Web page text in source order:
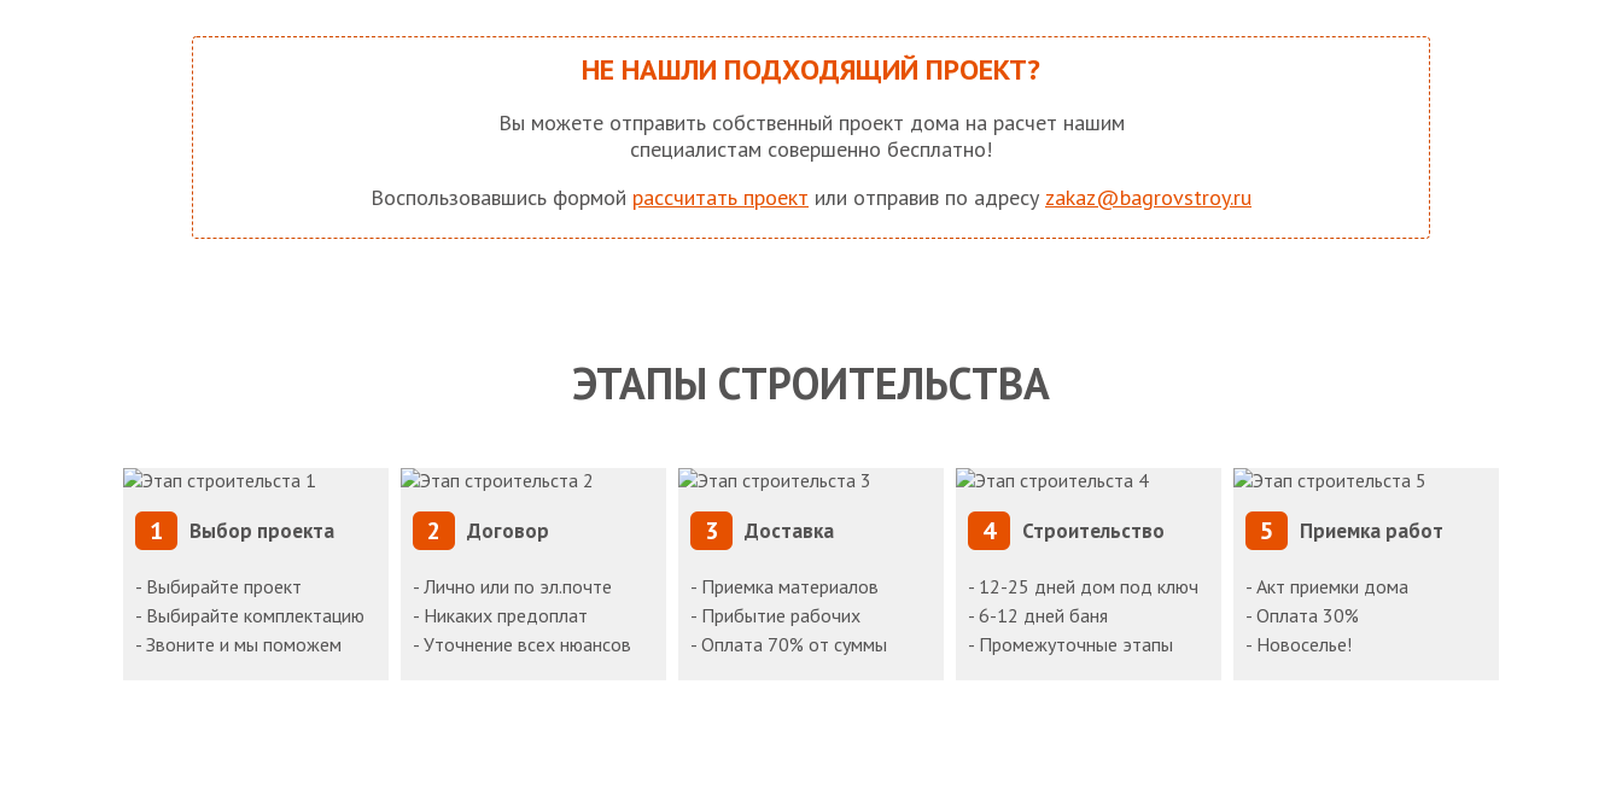
НЕ НАШЛИ ПОДХОДЯЩИЙ ПРОЕКТ?
Вы можете отправить собственный проект дома на расчет нашим
специалистам совершенно бесплатно!
Воспользовавшись формой рассчитать проект или отправив по адресу zakaz@bagrovstroy.ru
ЭТАПЫ СТРОИТЕЛЬСТВА
1 Выбор проекта
- Выбирайте проект
- Выбирайте комплектацию
- Звоните и мы поможем
2 Договор
- Лично или по эл.почте
- Никаких предоплат
- Уточнение всех нюансов
3 Доставка
- Приемка материалов
- Прибытие рабочих
- Оплата 70% от суммы
4 Строительство
- 12-25 дней дом под ключ
- 6-12 дней баня
- Промежуточные этапы
5 Приемка работ
- Акт приемки дома
- Оплата 30%
- Новоселье!